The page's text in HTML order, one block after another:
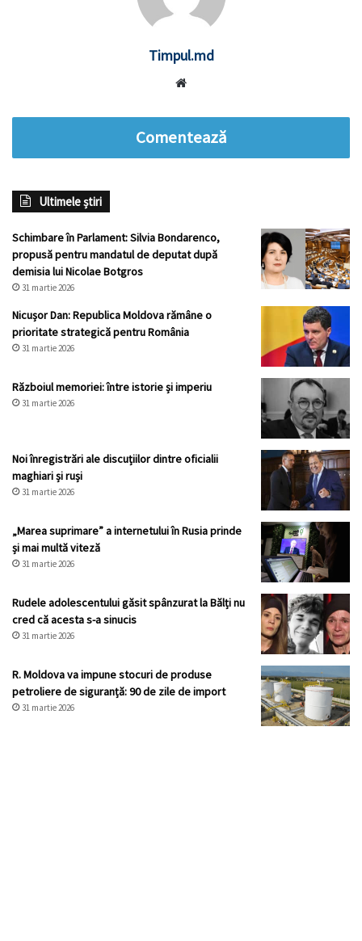
Timpul.md
Comentează
Ultimele știri
Schimbare în Parlament: Silvia Bondarenco,
propusă pentru mandatul de deputat după
demisia lui Nicolae Botgros
31 martie 2026
Nicușor Dan: Republica Moldova rămâne o
prioritate strategică pentru România
31 martie 2026
Războiul memoriei: între istorie și imperiu
31 martie 2026
Noi înregistrări ale discuțiilor dintre oficialii
maghiari și ruși
31 martie 2026
„Marea suprimare” a internetului în Rusia prinde
și mai multă viteză
31 martie 2026
Rudele adolescentului găsit spânzurat la Bălți nu
cred că acesta s-a sinucis
31 martie 2026
R. Moldova va impune stocuri de produse
petroliere de siguranță: 90 de zile de import
31 martie 2026